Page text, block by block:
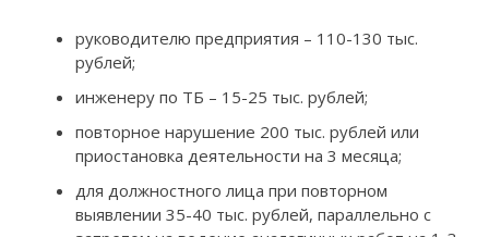
руководителю предприятия – 110-130 тыс.
рублей;
инженеру по ТБ – 15-25 тыс. рублей;
повторное нарушение 200 тыс. рублей или
приостановка деятельности на 3 месяца;
для должностного лица при повторном
выявлении 35-40 тыс. рублей, параллельно с